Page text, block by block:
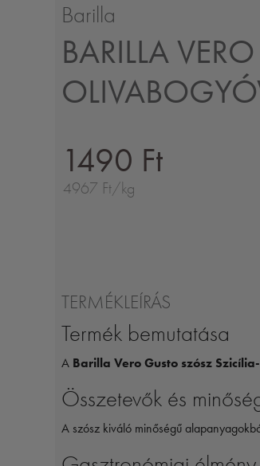
Barilla
BARILLA
1490 Ft
4967 Ft/kg
TERMÉKLEÍRÁS
Termék bemutatása
A Barilla Vero Gusto szósz
Összetevők és
A szósz kiváló minőségű